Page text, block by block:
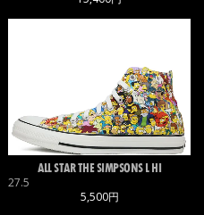
ALL STAR THE SIMPSONS L HI
27.5
5,500円